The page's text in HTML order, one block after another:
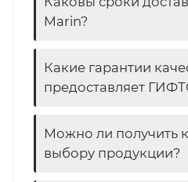
Marin?
Какие гарантии
предоставляет
Можно ли получить
выбору продукции?